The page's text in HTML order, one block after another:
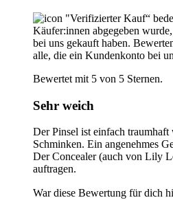
"Verifizierter Kauf“
Käufer:innen abgegeben
bei uns gekauft haben.
alle, die ein Kundenkonto bei
Bewertet mit 5 von 5 Sternen.
Sehr weich
Der Pinsel ist einfach
Schminken. Ein angenehmes
Der Concealer (auch von Lily
auftragen.
War diese Bewertung für dich